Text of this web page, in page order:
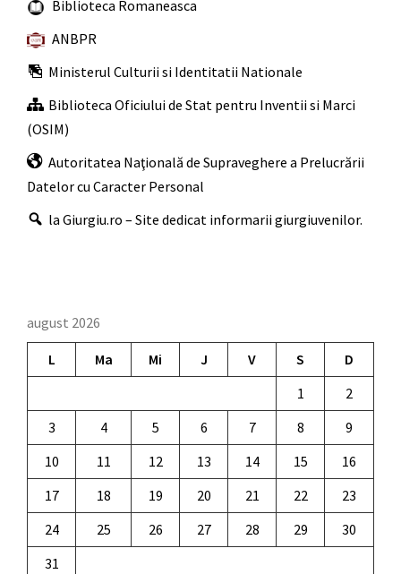
Biblioteca Romaneasca
ANBPR
Ministerul Culturii si Identitatii Nationale
Biblioteca Oficiului de Stat pentru Inventii si Marci
(OSIM)
Autoritatea Naţională de Supraveghere a Prelucrării
Datelor cu Caracter Personal
la Giurgiu.ro – Site dedicat informarii giurgiuvenilor.
august 2026
L Ma Mi J V S
D
1
2
3
4 5 6 7 8
9
10
11 12 13 14 15
16
17
18 19 20 21 22
23
24
25 26 27 28 29
30
31